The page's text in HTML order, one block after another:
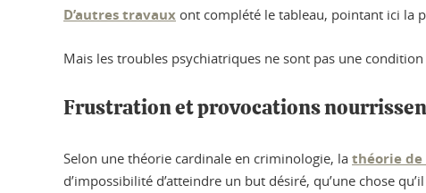
D’autres travaux ont complété le tableau, pointant ici la
Mais les troubles psychiatriques ne sont pas une
Frustration et provocations
Selon une théorie cardinale en criminologie, la théorie de
d’impossibilité d’atteindre un but désiré, qu’une chose